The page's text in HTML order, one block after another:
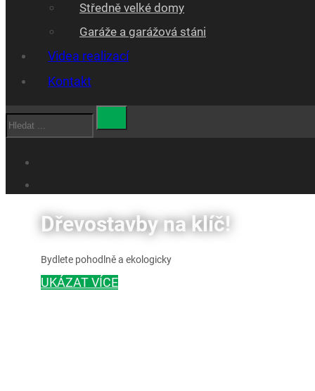
Středně velké domy
Garáže a garážová stáni
Videa realizací
Kontakt
Hledat
Dřevostavby na klíč!
Bydlete pohodlně a ekologicky
UKÁZAT VÍCE